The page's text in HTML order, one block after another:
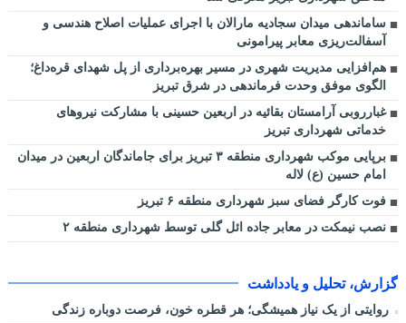
ساماندهی میدان سجادیه مارالان با اجرای عملیات اصلاح هندسی و
آسفالت‌ریزی معابر پیرامونی
هم‌افزایی مدیریت شهری در مسیر بهره‌برداری از پل شهدای قره‌داغ؛
الگوی موفق وحدت فرماندهی در شرق تبریز
غبارروبی آرامستان بقائیه در اربعین حسینی با مشارکت نیروهای
خدماتی شهرداری تبریز
برپایی موکب شهرداری منطقه ۳ تبریز برای جاماندگان اربعین در میدان
امام حسین (ع) لاله
فوت کارگر فضای سبز شهرداری منطقه ۶ تبریز
نصب نیمکت در معابر جاده ائل گلی توسط شهرداری منطقه ۲
گزارش، تحلیل و یادداشت
روایتی از یک نیاز همیشگی؛ هر قطره خون، فرصت دوباره زندگی